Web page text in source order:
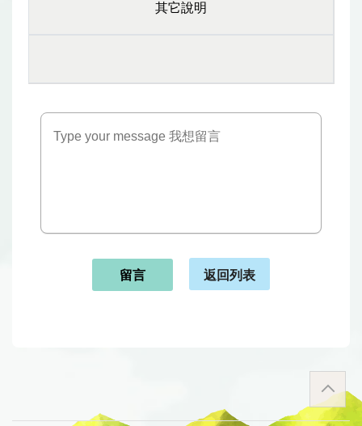
其它說明
留言 返回列表